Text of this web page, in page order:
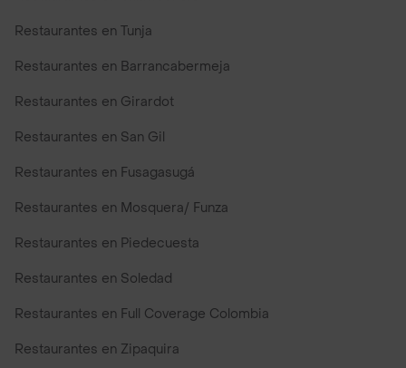
Restaurantes en Tunja
Restaurantes en Barrancabermeja
Restaurantes en Girardot
Restaurantes en San Gil
Restaurantes en Fusagasugá
Restaurantes en Mosquera/ Funza
Restaurantes en Piedecuesta
Restaurantes en Soledad
Restaurantes en Full Coverage Colombia
Restaurantes en Zipaquira